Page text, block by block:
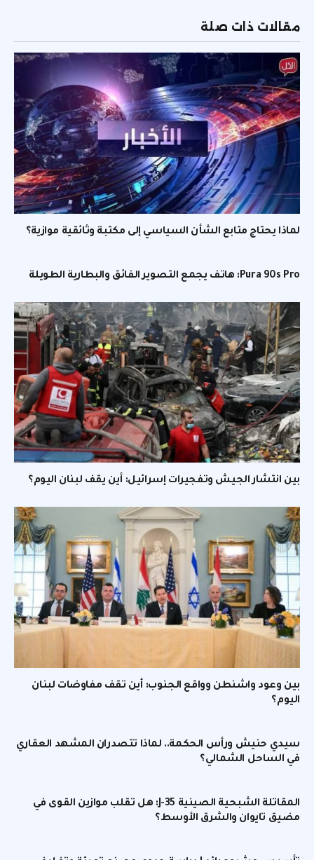
مقالات ذات صلة
لماذا يحتاج متابع الشأن السياسي إلى مكتبة وثائقية موازية؟
Pura 90s Pro: هاتف يجمع التصوير الفائق والبطارية الطويلة
بين انتشار الجيش وتفجيرات إسرائيل: أين يقف لبنان اليوم؟
بين وعود واشنطن وواقع الجنوب: أين تقف مفاوضات لبنان
اليوم؟
سيدي حنيش ورأس الحكمة.. لماذا تتصدران المشهد العقاري
في الساحل الشمالي؟
المقاتلة الشبحية الصينية J-35: هل تقلب موازين القوى في
مضيق تايوان والشرق الأوسط؟